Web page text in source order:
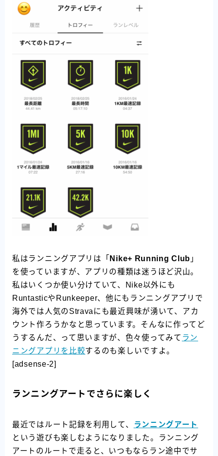
私はランニングアプリは「 Nike+ Running Club 」
を使っていますが、アプリの種類は迷うほど沢山。
私はいくつか使い分けていて、Nike以外にも
RuntasticやRunkeeper、他にもランニングアプリで
海外では人気のStravaにも最近興味が湧いて、アカ
ウント作ろうかなと思っています。そんなに作ってど
うするんだ、って思いますが、色々使ってみて ラン
ニングアプリを比較するのも楽しいですよ。
[adsense-2]
ランニングアートでさらに楽しく
最近ではルート記録を利用して、
ランニングアート
という遊びも楽しむようになりました。ランニング
アートのルートで走ると、いつもならラン途中でサ